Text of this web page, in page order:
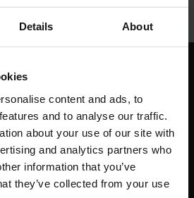
Details About
content and ads, to
and to analyse our traffic.
about your use of our site with
and analytics partners who
information that you’ve
they’ve collected from your use
OÜ
Tallinn, Kesklinna linnaosa,